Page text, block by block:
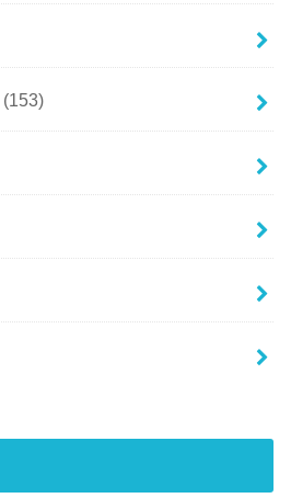
(153)